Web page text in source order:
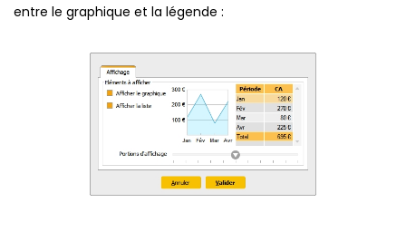
entre le graphique et la légende :